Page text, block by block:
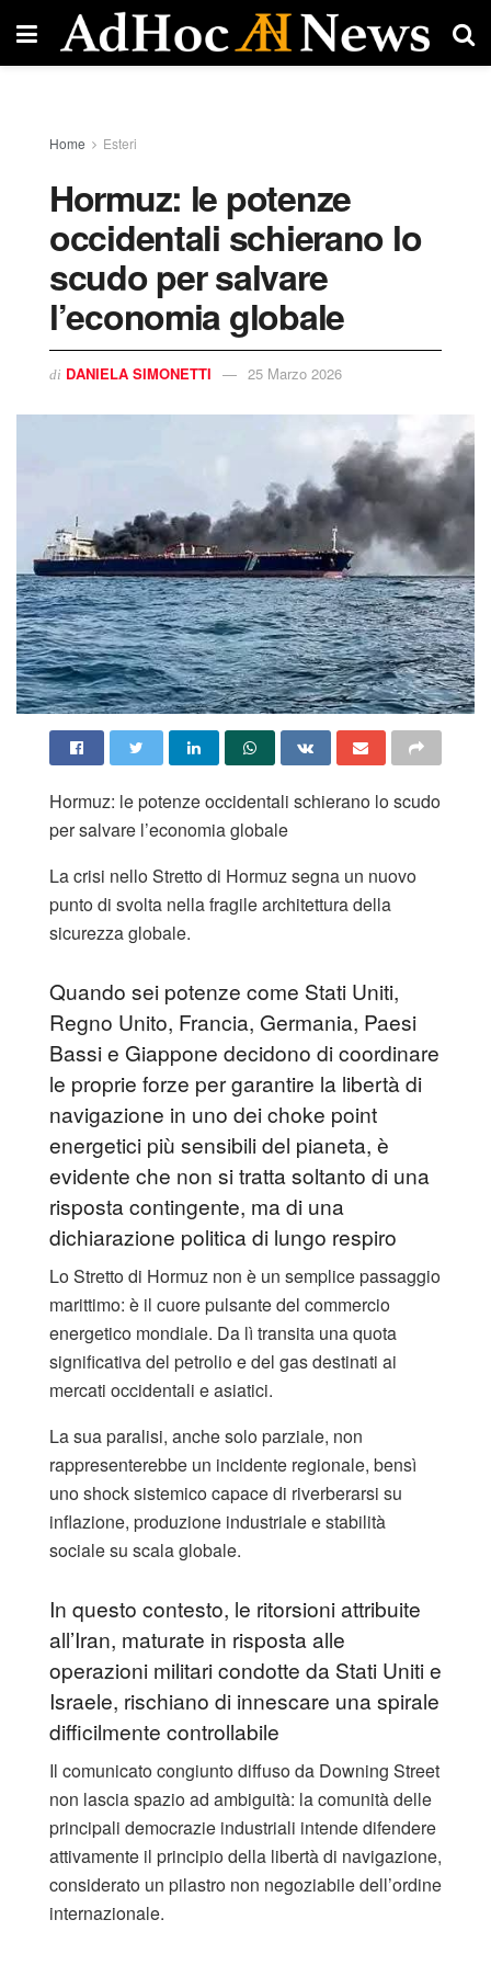
Home Esteri
Hormuz: le potenze
occidentali schierano lo
scudo per salvare
l’economia globale
di DANIELA SIMONETTI 25 Marzo 2026
Hormuz: le potenze occidentali schierano lo scudo
per salvare l’economia globale
La crisi nello Stretto di Hormuz segna un nuovo
punto di svolta nella fragile architettura della
sicurezza globale.
Quando sei potenze come Stati Uniti,
Regno Unito, Francia, Germania, Paesi
Bassi e Giappone decidono di coordinare
le proprie forze per garantire la libertà di
navigazione in uno dei choke point
energetici più sensibili del pianeta, è
evidente che non si tratta soltanto di una
risposta contingente, ma di una
dichiarazione politica di lungo respiro
Lo Stretto di Hormuz non è un semplice passaggio
marittimo: è il cuore pulsante del commercio
energetico mondiale. Da lì transita una quota
significativa del petrolio e del gas destinati ai
mercati occidentali e asiatici.
La sua paralisi, anche solo parziale, non
rappresenterebbe un incidente regionale, bensì
uno shock sistemico capace di riverberarsi su
inflazione, produzione industriale e stabilità
sociale su scala globale.
In questo contesto, le ritorsioni attribuite
all’Iran, maturate in risposta alle
operazioni militari condotte da Stati Uniti e
Israele, rischiano di innescare una spirale
difficilmente controllabile
Il comunicato congiunto diffuso da Downing Street
non lascia spazio ad ambiguità: la comunità delle
principali democrazie industriali intende difendere
attivamente il principio della libertà di navigazione,
considerato un pilastro non negoziabile dell’ordine
internazionale.